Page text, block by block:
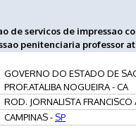
de servicos de impressao
penitenciaria professor
GOVERNO DO ESTADO DE
PROF.ATALIBA NOGUEIRA - CA
ROD. JORNALISTA
CAMPINAS - SP